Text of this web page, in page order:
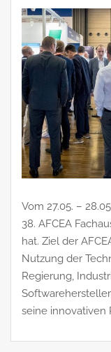
Vom 27.05. –
38. AFCEA
hat. Ziel der
Nutzung der
Regierung,
seine innovativen